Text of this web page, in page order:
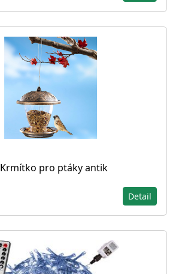
Krmítko pro ptáky antik
Detail